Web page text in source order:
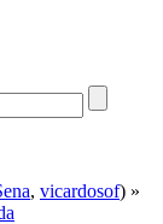
, vicardosof) »